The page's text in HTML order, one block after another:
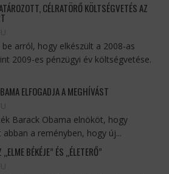
CÉLRATÖRŐ KÖLTSÉGVETÉS AZ
arról, hogy elkészült a 2008-as
2009-es pénzügyi év költségvetése.
ELFOGADJA A MEGHÍVÁST
Barack Obama elnököt, hogy
a reményben, hogy új...
BÉKÉJE” ÉS „ÉLETERŐ”